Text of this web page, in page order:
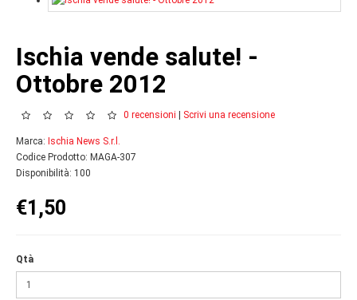
Ischia vende salute! -
Ottobre 2012
0 recensioni Scrivi una recensione
Marca: Ischia News S.r.l.
Codice Prodotto: MAGA-307
Disponibilità: 100
€1,50
Qtà